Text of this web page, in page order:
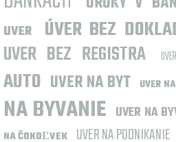
UVER
ÚVER BEZ
UVER BEZ REGISTRA
AUTO UVER NA BYT UVER
NA BYVANIE UVER NA
NA ČOKOĽVEK
UVER NA PODNIKANIE